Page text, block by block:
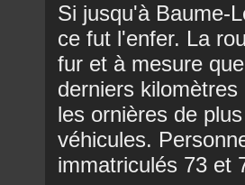
Si jusqu'à Baume-
ce fut l'enfer. La
fur et à mesure
derniers
les ornières de
véhicules.
immatriculés 73 et